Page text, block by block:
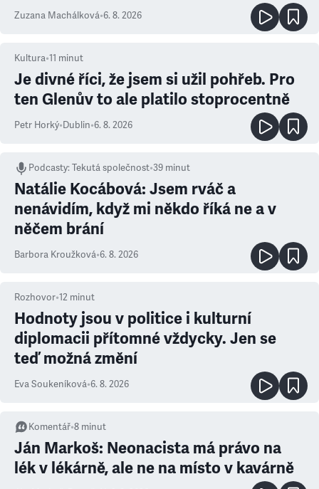
Zuzana Machálková•6. 8. 2026
Kultura•11 minut
Je divné říci, že jsem si užil pohřeb. Pro
ten Glenův to ale platilo stoprocentně
Petr Horký•Dublin•6. 8. 2026
Podcasty:Tekutá společnost•39 minut
Natálie Kocábová: Jsem rváč a
nenávidím, když mi někdo říká ne a v
něčem brání
Barbora Kroužková•6. 8. 2026
Rozhovor•12 minut
Hodnoty jsou v politice i kulturní
diplomacii přítomné vždycky. Jen se
teď možná změní
Eva Soukeníková•6. 8. 2026
Komentář•8 minut
Ján Markoš: Neonacista má právo na
lék v lékárně, ale ne na místo v kavárně